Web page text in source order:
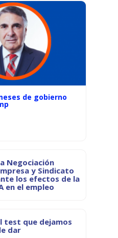
de gobierno
Negociación
y Sindicato
los efectos de la
en el empleo
test que dejamos
dar